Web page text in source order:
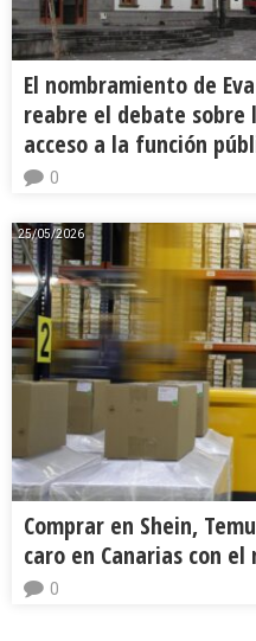
El nombramiento de
reabre el debate
acceso a la función
0
25/05/2026
Comprar en Shein,
caro en Canarias con
0